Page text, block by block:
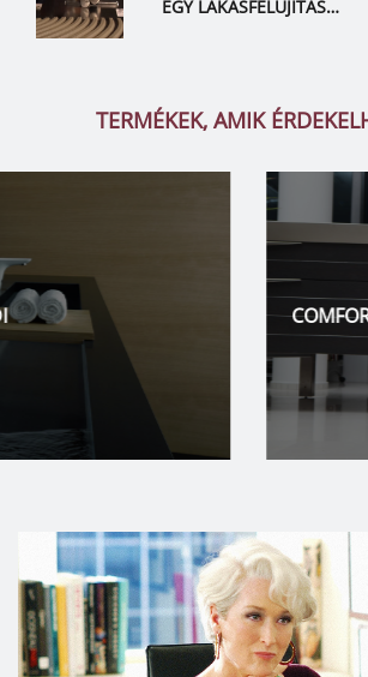
EGY LAKÁSFELÚJÍTÁS…
TERMÉKEK, AMIK
COMFORTHEAT FŰTŐSZŐNYEG –